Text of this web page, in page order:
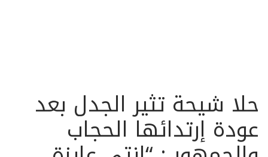
حلا شيحة تثير الجدل بعد
عودة إرتدائها الحجاب